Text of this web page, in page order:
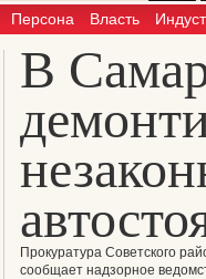
Персона Власть
В
Прокуратура Советского
сообщает надзорное